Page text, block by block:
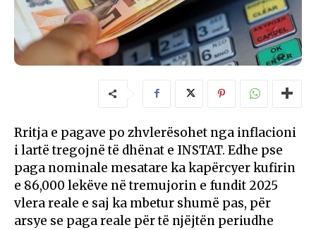
Rritja e pagave po zhvlerësohet nga inflacioni
i lartë tregojnë të dhënat e INSTAT. Edhe pse
paga nominale mesatare ka kapërcyer kufirin
e 86,000 lekëve në tremujorin e fundit 2025
vlera reale e saj ka mbetur shumë pas, për
arsye se paga reale për të njëjtën periudhe